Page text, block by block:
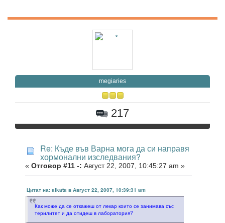
megiaries
217
Re: Къде във Варна мога да си направя
хормонални изследвания?
« Отговор #11 -: Август 22, 2007, 10:45:27 am »
Цитат на: alkata в Август 22, 2007, 10:39:31 am
Как може да се откажеш от лекар които се занимава със
терилитет и да отидеш в лаборатория?